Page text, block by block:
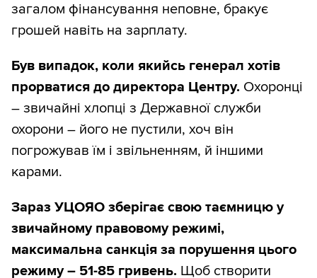
загалом фінансування неповне, бракує
грошей навіть на зарплату.
Був випадок, коли якийсь генерал хотів
прорватися до директора Центру. Охоронці
– звичайні хлопці з Державної служби
охорони – його не пустили, хоч він
погрожував їм і звільненням, й іншими
карами.
Зараз УЦОЯО зберігає свою таємницю у
звичайному правовому режимі,
максимальна санкція за порушення цього
режиму – 51-85 гривень. Щоб створити